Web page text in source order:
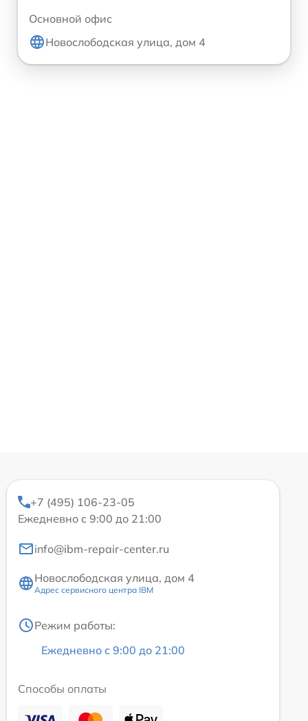
Основной офис
Новослободская улица, дом 4
+7 (495) 106-23-05
Ежедневно с 9:00 до 21:00
info@ibm-repair-center.ru
Новослободская улица, дом 4
Адрес сервисного центра IBM
Режим работы:
Ежедневно с 9:00 до 21:00
Способы оплаты